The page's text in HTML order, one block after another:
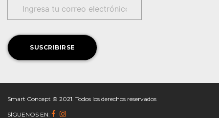
Smart Concept © 2021. Todos los derechos reservados
SÍGUENOS EN: